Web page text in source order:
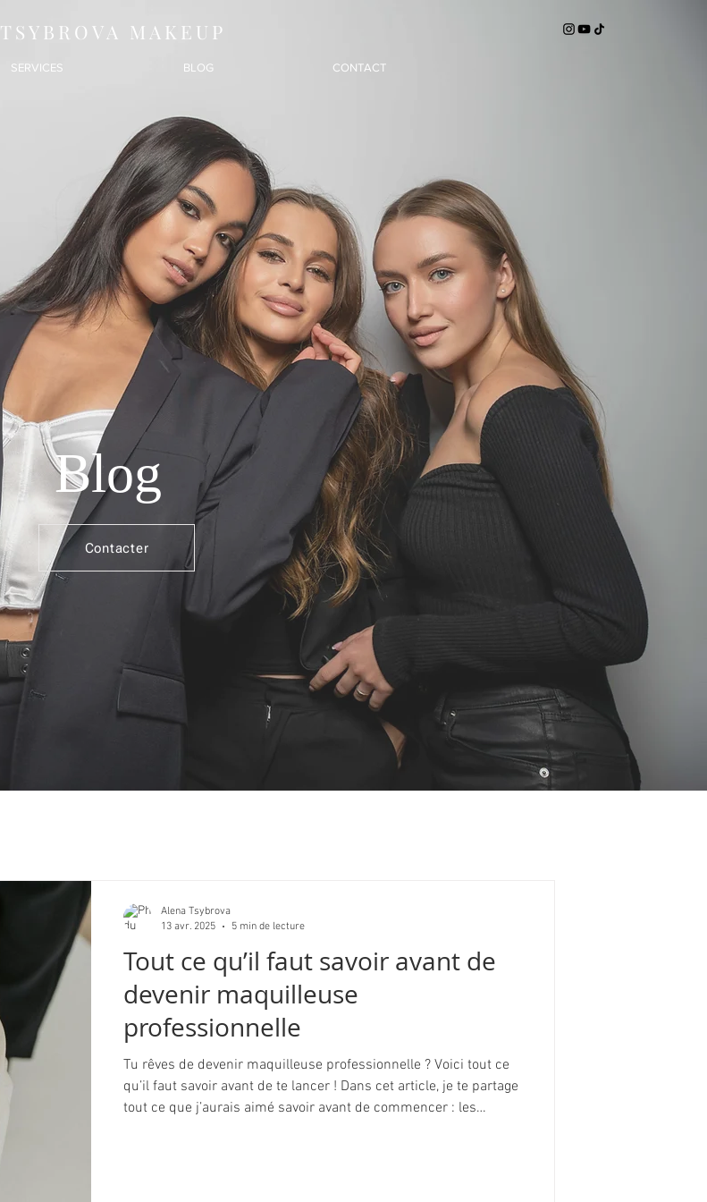
TSYBROVA MAKEUP
SERVICES BLOG CONTACT
Blog
Contacter
Tout ce qu’il faut savoir avant de
devenir maquilleuse
professionnelle
Tu rêves de devenir maquilleuse professionnelle ? Voici tout ce
qu’il faut savoir avant de te lancer ! Dans cet article, je te partage
tout ce que j’aurais aimé savoir avant de commencer : les
Alena Tsybrova
13 avr. 2025
5 min de lecture